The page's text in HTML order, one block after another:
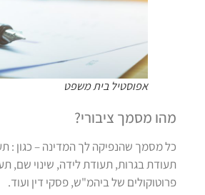
אפוסטיל בית משפט
מהו מסמך ציבורי?
כל מסמך שהנפיקה לך המדינה – כגון :
תעודת בגרות, תעודת לידה, שינוי שם,
פרוטוקולים של ביהמ"ש, פסקי דין ועוד.